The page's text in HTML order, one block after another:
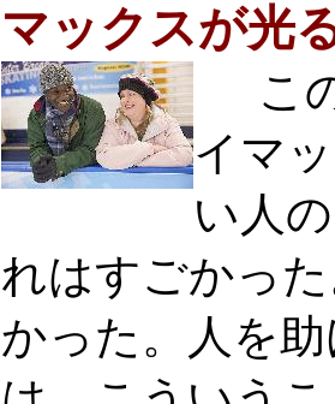
マックスが光
こ
イマ
い人
れはすごかっ
かった。人を